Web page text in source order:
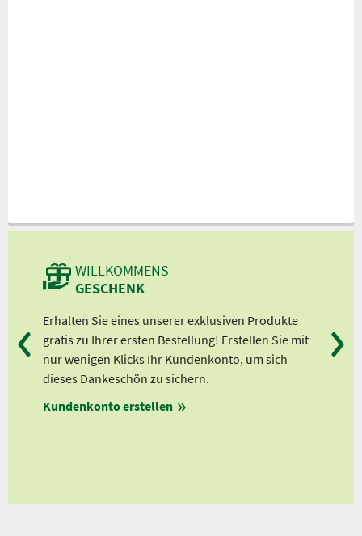
WILLKOMMENS-
GESCHENK
Erhalten Sie eines unserer exklusiven Produkte
gratis zu Ihrer ersten Bestellung! Erstellen Sie mit
nur wenigen Klicks Ihr Kundenkonto, um sich
dieses Dankeschön zu sichern.
Kundenkonto erstellen
Ab